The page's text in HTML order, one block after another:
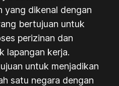
yang dikenal dengan
bertujuan untuk
perizinan dan
lapangan kerja.
untuk menjadikan
satu negara dengan